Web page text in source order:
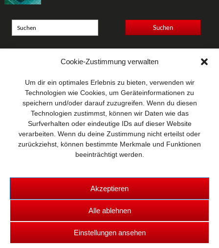
Cookie-Zustimmung verwalten
Um dir ein optimales Erlebnis zu bieten, verwenden wir
Technologien wie Cookies, um Geräteinformationen zu
speichern und/oder darauf zuzugreifen. Wenn du diesen
Technologien zustimmst, können wir Daten wie das
Surfverhalten oder eindeutige IDs auf dieser Website
verarbeiten. Wenn du deine Zustimmung nicht erteilst oder
zurückziehst, können bestimmte Merkmale und Funktionen
beeinträchtigt werden.
Akzeptieren
Alle ablehnen
Einstellungen ansehen
Mediengesellschaft bR
Mundsburger Damm 6
22087 Hamburg
Kontakt
Telefon: 0 40 / 42 91 77-0
E-Mail:post@wm-medien.de
Web:www.wm-medien.de
Copyright © 2026 TRUCKS & Details